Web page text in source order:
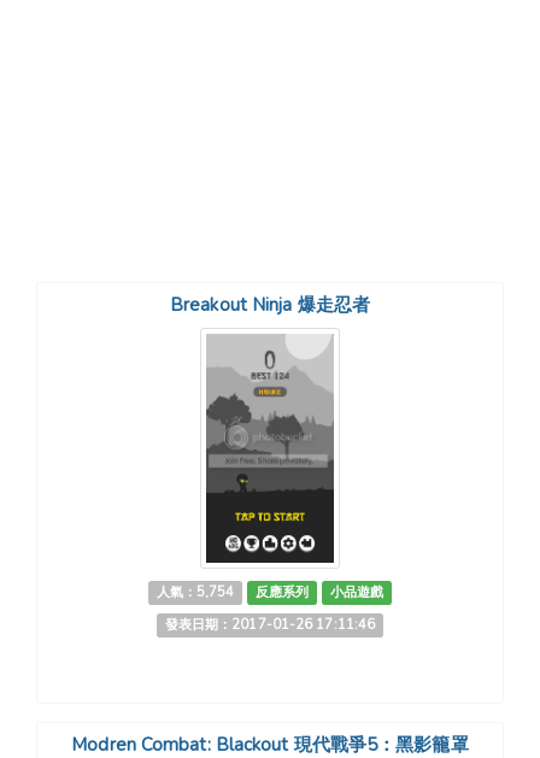
Breakout Ninja 爆走忍者
人氣：5,754 反應系列
小品遊戲
發表日期：2017-01-26 17:11:46
Modren Combat: Blackout 現代戰爭5：黑影籠罩